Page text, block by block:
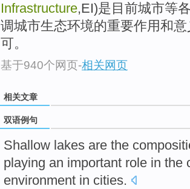
Infrastructure,EI)是目前城市等
调城市生态环境的重要作用和
可。
基于940个网页-相关网页
相关文章
双语例句
Shallow lakes are the
playing an important role in the
environment in cities.